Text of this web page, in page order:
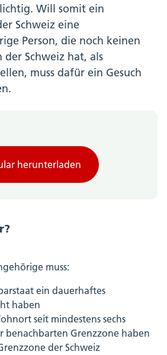
Will somit ein
Schweiz eine
Person, die noch keinen
Schweiz hat, als
muss dafür ein Gesuch
herunterladen
muss:
ein dauerhaftes
haben
seit mindestens sechs
benachbarten Grenzzone haben
der Schweiz